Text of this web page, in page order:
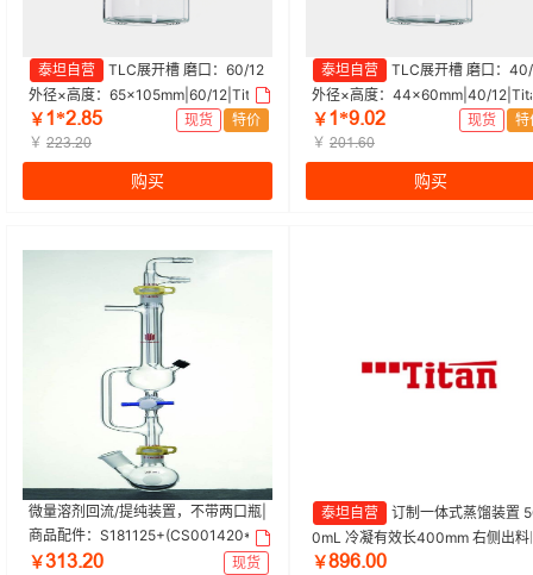
泰坦自营
TLC展开槽 磨口：60/12
外径×高度：65×105mm|60/12|Tita
n/泰坦 | 1个
￥ ǝ*ſŤȬœ 特价
现货
￥ ſſŁŤſř
购买
泰坦自营
TLC展开槽 磨口：
外径×高度：44×60mm|40/
n/泰坦 | 1个
￥ ǝ*ůŤřſ 特
现货
￥ ſřǝŤƧř
购买
微量溶剂回流/提纯装置，不带两口瓶|
商品配件：S181125+(CS001420*2)
+RC005|欣维尔 | 1个
￥ŁǝŁŤſř
现货
泰坦自营
订制一体式蒸馏装置
0mL 冷凝有效长400mm 右侧出料
8mm高真空 详细尺寸见图
￥ȬůƧŤřř